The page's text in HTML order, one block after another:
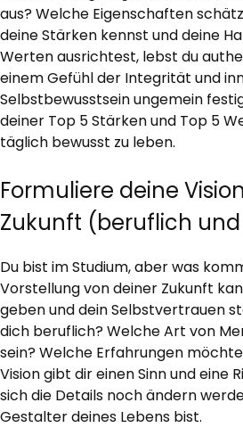
aus? Welche Eigenschaften
deine Stärken kennst und deine
Werten ausrichtest, lebst du
einem Gefühl der Integrität und
Selbstbewusstsein ungemein
deiner Top 5 Stärken und Top 5
täglich bewusst zu leben.
Formuliere deine
Zukunft (beruflich
Du bist im Studium, aber was
Vorstellung von deiner Zukunft
geben und dein Selbstvertrauen
dich beruflich? Welche Art von
sein? Welche Erfahrungen
Vision gibt dir einen Sinn und eine
sich die Details noch ändern
Gestalter deines Lebens bist.